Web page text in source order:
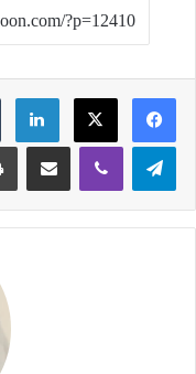
تيلقرام ڤايبر مشاركة عبر